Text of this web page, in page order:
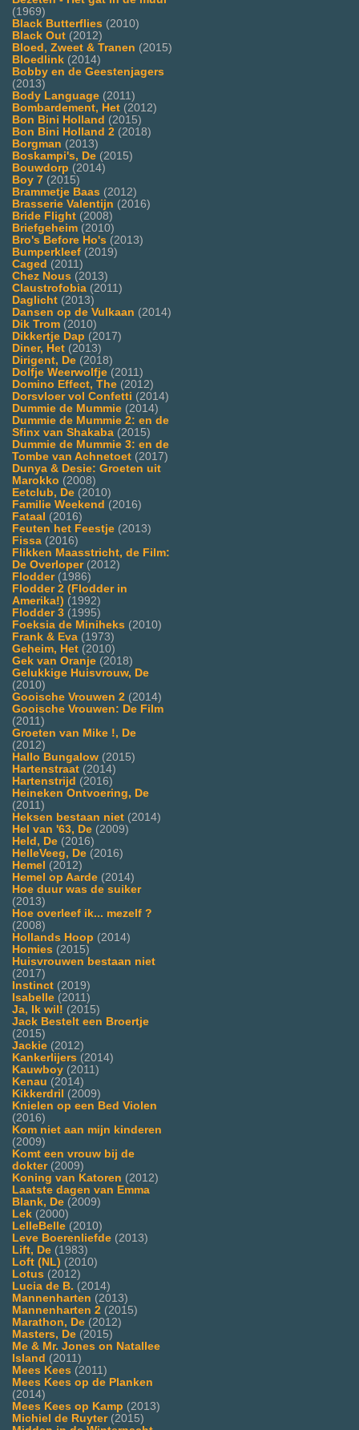
(1969)
Black Butterflies (2010)
Black Out (2012)
Bloed, Zweet & Tranen (2015)
Bloedlink (2014)
Bobby en de Geestenjagers
(2013)
Body Language (2011)
Bombardement, Het (2012)
Bon Bini Holland (2015)
Bon Bini Holland 2 (2018)
Borgman (2013)
Boskampi's, De (2015)
Bouwdorp (2014)
Boy 7 (2015)
Brammetje Baas (2012)
Brasserie Valentijn (2016)
Bride Flight (2008)
Briefgeheim (2010)
Bro's Before Ho's (2013)
Bumperkleef (2019)
Caged (2011)
Chez Nous (2013)
Claustrofobia (2011)
Daglicht (2013)
Dansen op de Vulkaan (2014)
Dik Trom (2010)
Dikkertje Dap (2017)
Diner, Het (2013)
Dirigent, De (2018)
Dolfje Weerwolfje (2011)
Domino Effect, The (2012)
Dorsvloer vol Confetti (2014)
Dummie de Mummie (2014)
Dummie de Mummie 2: en de
Sfinx van Shakaba (2015)
Dummie de Mummie 3: en de
Tombe van Achnetoet (2017)
Dunya & Desie: Groeten uit
Marokko (2008)
Eetclub, De (2010)
Familie Weekend (2016)
Fataal (2016)
Feuten het Feestje (2013)
Fissa (2016)
Flikken Maasstricht, de Film:
De Overloper(2012)
Flodder(1986)
Flodder 2 (Flodder in
Amerika!) (1992)
Flodder 3 (1995)
Foeksia de Miniheks (2010)
Frank & Eva (1973)
Geheim, Het (2010)
Gek van Oranje (2018)
Gelukkige Huisvrouw, De
(2010)
Gooische Vrouwen 2 (2014)
Gooische Vrouwen: De Film
(2011)
Groeten van Mike !, De
(2012)
Hallo Bungalow (2015)
Hartenstraat (2014)
Hartenstrijd (2016)
Heineken Ontvoering, De
(2011)
Heksen bestaan niet (2014)
Hel van '63, De (2009)
Held, De (2016)
HelleVeeg, De (2016)
Hemel (2012)
Hemel op Aarde (2014)
Hoe duur was de suiker
(2013)
Hoe overleef ik... mezelf ?
(2008)
Hollands Hoop (2014)
Homies (2015)
Huisvrouwen bestaan niet
(2017)
Instinct (2019)
Isabelle (2011)
Ja, Ik wil! (2015)
Jack Bestelt een Broertje
(2015)
Jackie (2012)
Kankerlijers (2014)
Kauwboy (2011)
Kenau (2014)
Kikkerdril (2009)
Knielen op een Bed Violen
(2016)
Kom niet aan mijn kinderen
(2009)
Komt een vrouw bij de
dokter(2009)
Koning van Katoren (2012)
Laatste dagen van Emma
Blank, De (2009)
Lek (2000)
LelleBelle (2010)
Leve Boerenliefde (2013)
Lift, De (1983)
Loft (NL) (2010)
Lotus (2012)
Lucia de B. (2014)
Mannenharten (2013)
Mannenharten 2 (2015)
Marathon, De (2012)
Masters, De (2015)
Me & Mr. Jones on Natallee
Island (2011)
Mees Kees (2011)
Mees Kees op de Planken
(2014)
Mees Kees op Kamp (2013)
Michiel de Ruyter(2015)